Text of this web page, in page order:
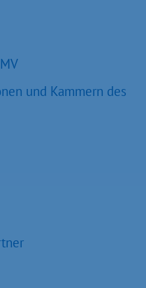
und Kammern des